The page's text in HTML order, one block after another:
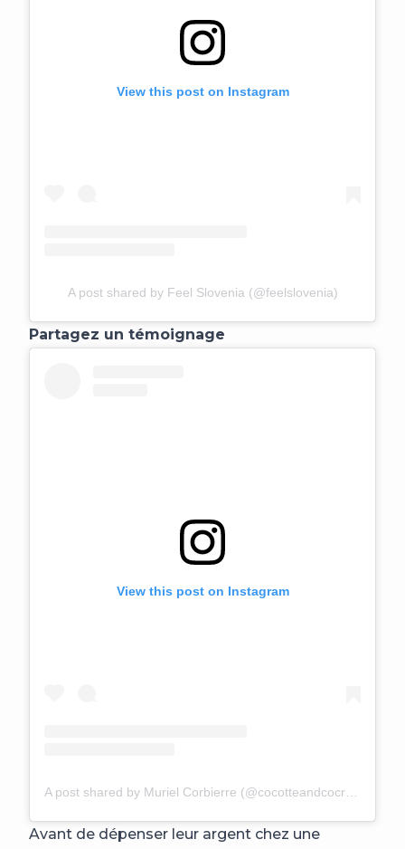
View this post on Instagram
A post shared by Feel Slovenia (@feelslovenia)
Partagez un témoignage
View this post on Instagram
Avant de dépenser leur argent chez une